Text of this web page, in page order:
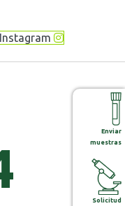
Instagram
Enviar
muestras
Solicitud